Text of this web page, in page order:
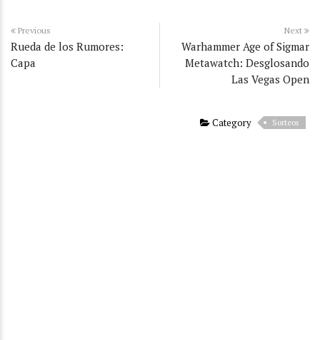
Previous
Rueda de los Rumores:
Capa
Next
Warhammer Age of Sigmar
Metawatch: Desglosando
Las Vegas Open
Category Sorteos